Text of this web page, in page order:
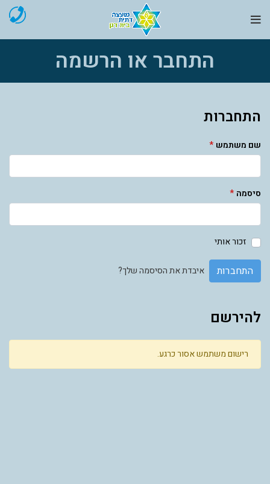
התחבר או הרשמה
התחברות
שם משתמש *
סיסמה *
זכור אותי
התחברות איבדת את הסיסמה שלך?
להירשם
רישום משתמש אסור כרגע.